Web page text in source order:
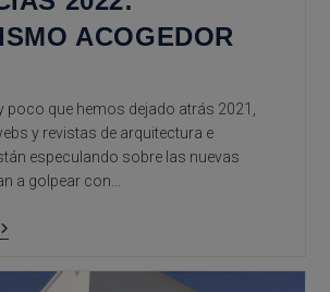
ACOGEDOR
poco que hemos dejado atrás 2021,
y revistas de arquitectura e
especulando sobre las nuevas
a golpear con…
Acogedor